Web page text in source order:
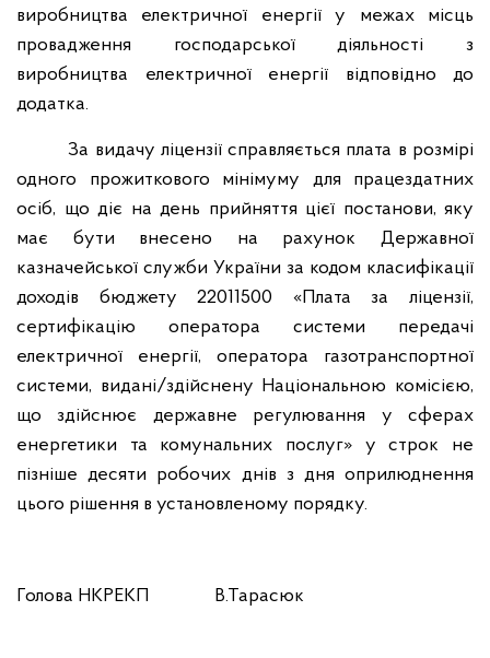
виробництва електричної енергії у межах місць
провадження господарської діяльності з
виробництва електричної енергії відповідно до
додатка.
За видачу ліцензії справляється плата в розмірі
одного прожиткового мінімуму для працездатних
осіб, що діє на день прийняття цієї постанови, яку
має бути внесено на рахунок Державної
казначейської служби України за кодом класифікації
доходів бюджету 22011500 «Плата за ліцензії,
сертифікацію оператора системи передачі
електричної енергії, оператора газотранспортної
системи, видані/здійснену Національною комісією,
що здійснює державне регулювання у сферах
енергетики та комунальних послуг» у строк не
пізніше десяти робочих днів з дня оприлюднення
цього рішення в установленому порядку.
Голова НКРЕКП В.Тарасюк